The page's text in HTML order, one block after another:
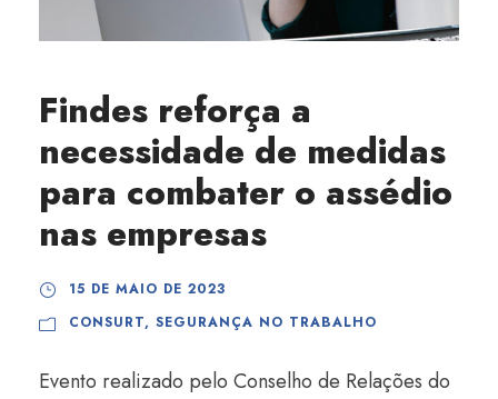
Findes reforça a
necessidade de medidas
para combater o assédio
nas empresas
15 DE MAIO DE 2023
CONSURT, SEGURANÇA NO TRABALHO
Evento realizado pelo Conselho de Relações do